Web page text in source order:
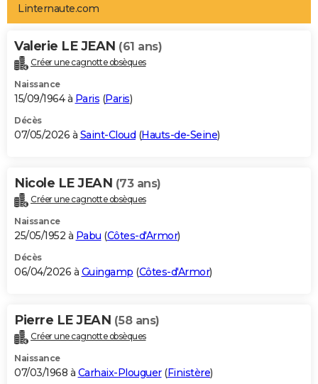
Art de vivre
Bien-être
Loisirs
Mode
Modes de vie
Alimentation
Guide de la santé
Maladies
Médicaments
Sommeil
VOYAGE
Destinations
City break
Voyage nature
Voyage de noces
Forum
Climat
+PHOTO
GUIDES D'ACHAT
BONS PLANS
Carte de Noël
Carte Bonne année
Carte Saint-Valentin
Carte Pâques
Carte d'anniversaire
DICTIONNAIRE
Dictionnaire
Biographies
Citations
Expressions
Proverbes
PROGRAMME TV
S'inscrire
Se connecter
Lycées
Collèges
Primaires
Universités
Entreprises
Service militaire
Avis de recherche
AVIS DE DÉCÈS
Bricolage
Lifestyle
Culture
Sport
Auto
Television
Voyage
Cinema
Linternaute.com
Valerie LE JEAN (61 ans)
Créer une cagnotte obsèques
Naissance
15/09/1964 à Paris (Paris)
Décès
07/05/2026 à Saint-Cloud (Hauts-de-Seine)
Nicole LE JEAN (73 ans)
Créer une cagnotte obsèques
Naissance
25/05/1952 à Pabu (Côtes-d'Armor)
Décès
06/04/2026 à Guingamp (Côtes-d'Armor)
Pierre LE JEAN (58 ans)
Créer une cagnotte obsèques
Naissance
07/03/1968 à Carhaix-Plouguer(Finistère)